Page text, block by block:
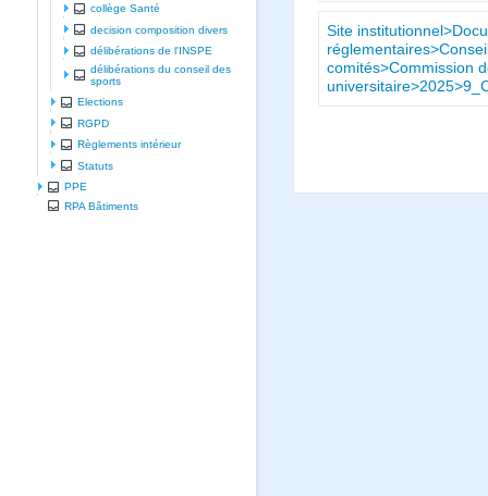
collège Santé
decision composition divers
délibérations de l'INSPE
délibérations du conseil des
sports
Elections
RGPD
Règlements intérieur
Statuts
PPE
RPA Bâtiments
Site
comités>Commission